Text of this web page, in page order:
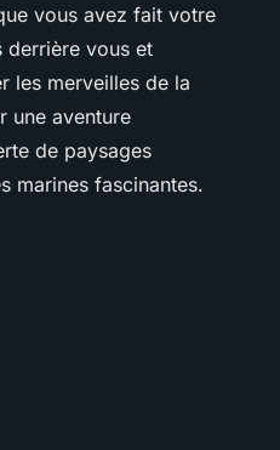
vous avez fait votre
derrière vous et
les merveilles de la
une aventure
de paysages
marines fascinantes.